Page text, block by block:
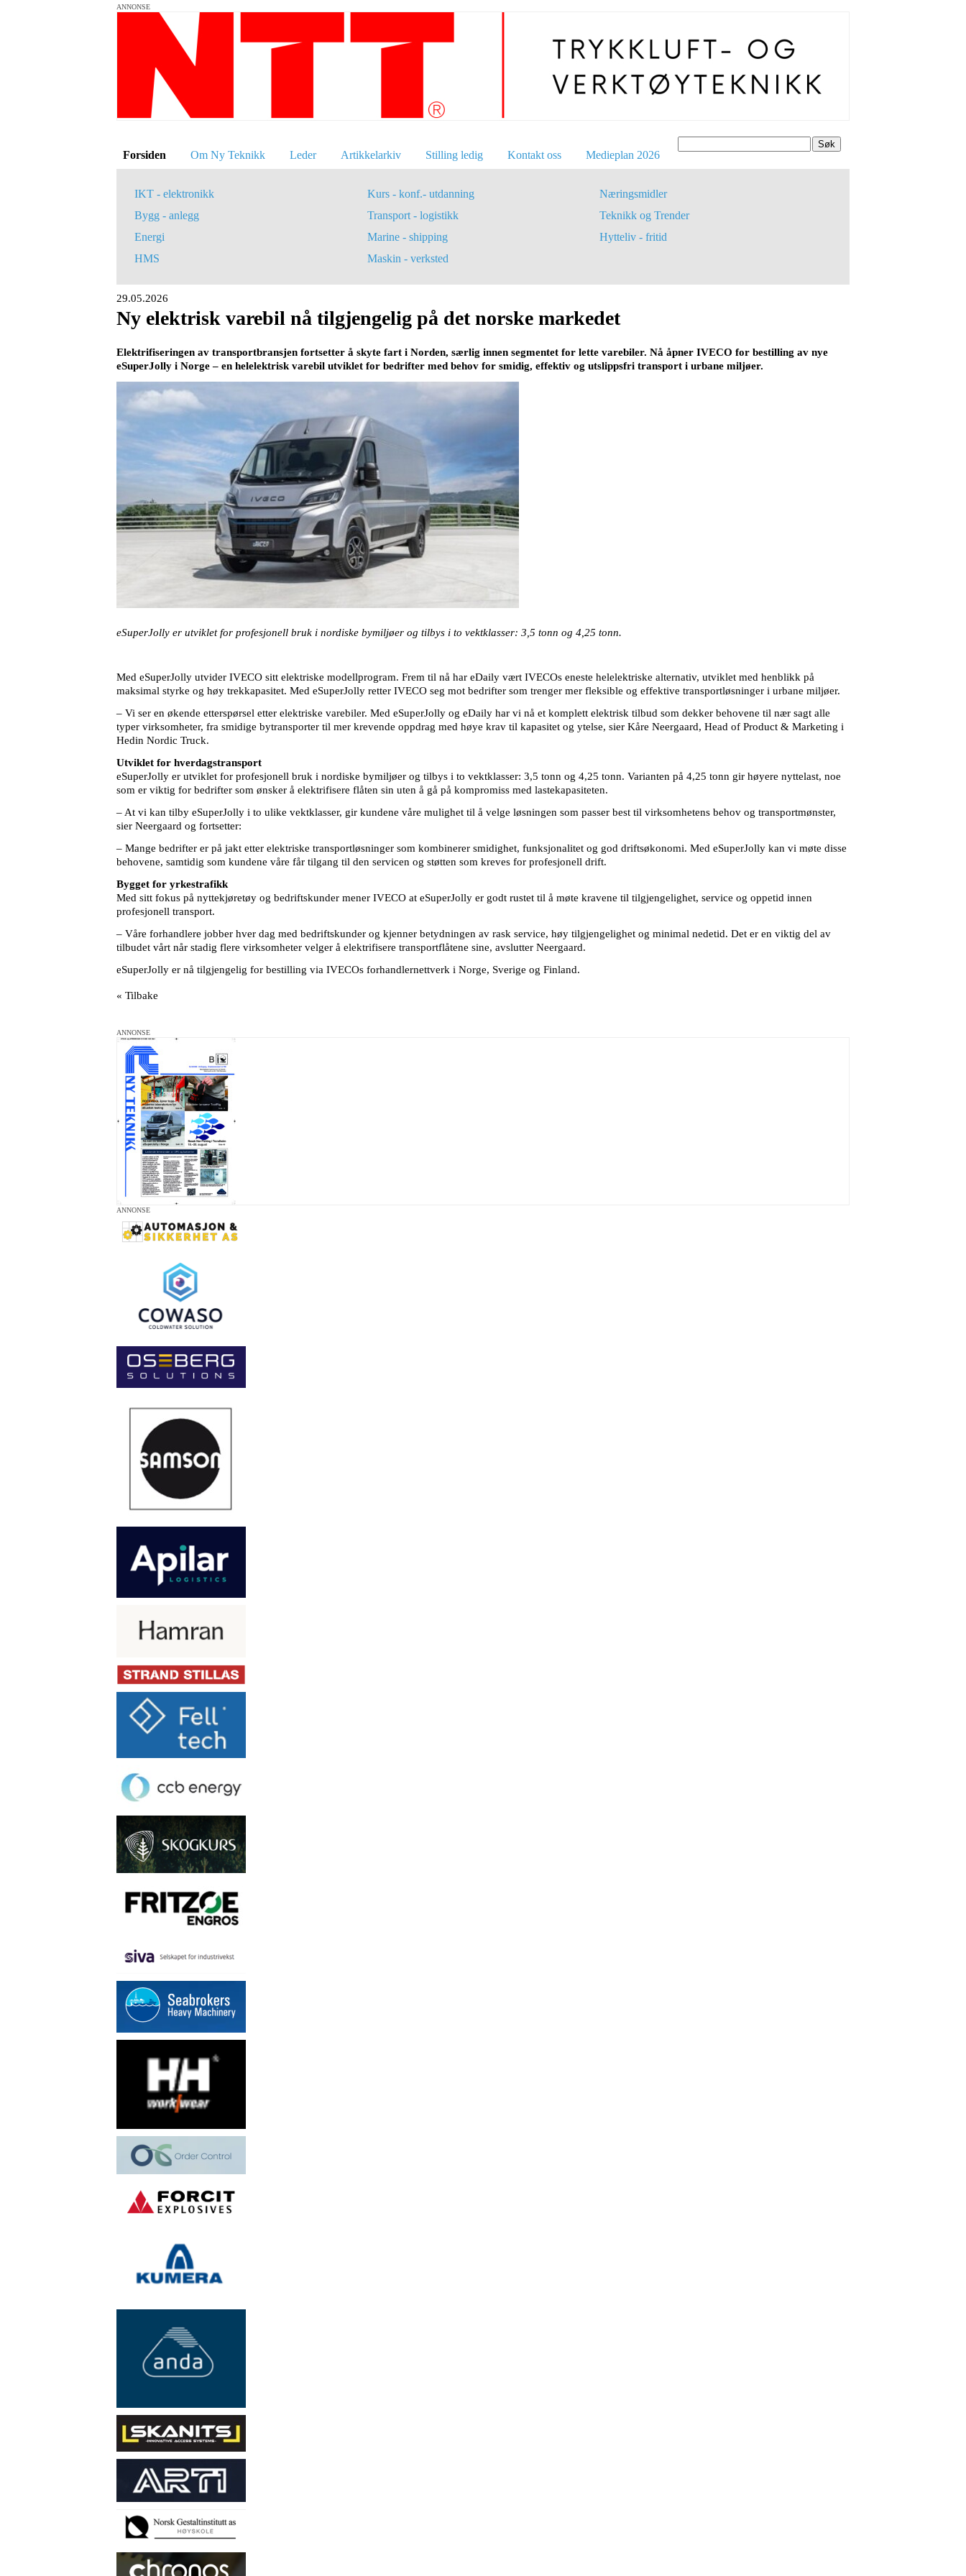
ANNONSE
Søk
Forsiden Om Ny Teknikk Leder Artikkelarkiv Stilling ledig Kontakt oss Medieplan 2026
IKT - elektronikk
Bygg - anlegg
Energi
HMS
Kurs - konf.- utdanning
Transport - logistikk
Marine - shipping
Maskin - verksted
Næringsmidler
Teknikk og Trender
Hytteliv - fritid
29.05.2026
Ny elektrisk varebil nå tilgjengelig på det norske markedet
Elektrifiseringen av transportbransjen fortsetter å skyte fart i Norden, særlig innen segmentet for lette varebiler. Nå åpner IVECO for bestilling av nye
eSuperJolly i Norge – en helelektrisk varebil utviklet for bedrifter med behov for smidig, effektiv og utslippsfri transport i urbane miljøer.
eSuperJolly er utviklet for profesjonell bruk i nordiske bymiljøer og tilbys i to vektklasser: 3,5 tonn og 4,25 tonn.
Med eSuperJolly utvider IVECO sitt elektriske modellprogram. Frem til nå har eDaily vært IVECOs eneste helelektriske alternativ, utviklet med henblikk på
maksimal styrke og høy trekkapasitet. Med eSuperJolly retter IVECO seg mot bedrifter som trenger mer fleksible og effektive transportløsninger i urbane miljøer.
– Vi ser en økende etterspørsel etter elektriske varebiler. Med eSuperJolly og eDaily har vi nå et komplett elektrisk tilbud som dekker behovene til nær sagt alle
typer virksomheter, fra smidige bytransporter til mer krevende oppdrag med høye krav til kapasitet og ytelse, sier Kåre Neergaard, Head of Product & Marketing i
Hedin Nordic Truck.
Utviklet for hverdagstransport
eSuperJolly er utviklet for profesjonell bruk i nordiske bymiljøer og tilbys i to vektklasser: 3,5 tonn og 4,25 tonn. Varianten på 4,25 tonn gir høyere nyttelast, noe
som er viktig for bedrifter som ønsker å elektrifisere flåten sin uten å gå på kompromiss med lastekapasiteten.
– At vi kan tilby eSuperJolly i to ulike vektklasser, gir kundene våre mulighet til å velge løsningen som passer best til virksomhetens behov og transportmønster,
sier Neergaard og fortsetter:
– Mange bedrifter er på jakt etter elektriske transportløsninger som kombinerer smidighet, funksjonalitet og god driftsøkonomi. Med eSuperJolly kan vi møte disse
behovene, samtidig som kundene våre får tilgang til den servicen og støtten som kreves for profesjonell drift.
Bygget for yrkestrafikk
Med sitt fokus på nyttekjøretøy og bedriftskunder mener IVECO at eSuperJolly er godt rustet til å møte kravene til tilgjengelighet, service og oppetid innen
profesjonell transport.
– Våre forhandlere jobber hver dag med bedriftskunder og kjenner betydningen av rask service, høy tilgjengelighet og minimal nedetid. Det er en viktig del av
tilbudet vårt når stadig flere virksomheter velger å elektrifisere transportflåtene sine, avslutter Neergaard.
eSuperJolly er nå tilgjengelig for bestilling via IVECOs forhandlernettverk i Norge, Sverige og Finland.
« Tilbake
ANNONSE
ANNONSE